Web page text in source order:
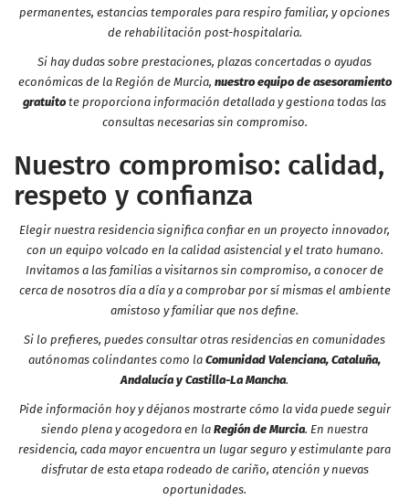
permanentes, estancias temporales para respiro familiar, y opciones
de rehabilitación post-hospitalaria.
Si hay dudas sobre prestaciones, plazas concertadas o ayudas
económicas de la Región de Murcia, nuestro equipo de asesoramiento
gratuitote proporciona información detallada y gestiona todas las
consultas necesarias sin compromiso.
Nuestro compromiso: calidad,
respeto y confianza
Elegir nuestra residencia significa confiar en un proyecto innovador,
con un equipo volcado en la calidad asistencial y el trato humano.
Invitamos a las familias a visitarnos sin compromiso, a conocer de
cerca de nosotros día a día y a comprobar por sí mismas el ambiente
amistoso y familiar que nos define.
Si lo prefieres, puedes consultar otras residencias en comunidades
autónomas colindantes como la Comunidad Valenciana, Cataluña,
Andalucía y Castilla-La Mancha.
Pide información hoy y déjanos mostrarte cómo la vida puede seguir
siendo plena y acogedora en la Región de Murcia. En nuestra
residencia, cada mayor encuentra un lugar seguro y estimulante para
disfrutar de esta etapa rodeado de cariño, atención y nuevas
oportunidades.